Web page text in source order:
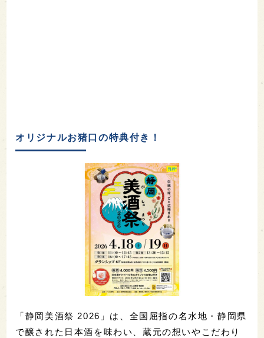
オリジナルお猪口の特典付き！
「静岡美酒祭 2026」は、全国屈指の名水地・静岡県
で醸された日本酒を味わい、蔵元の想いやこだわり